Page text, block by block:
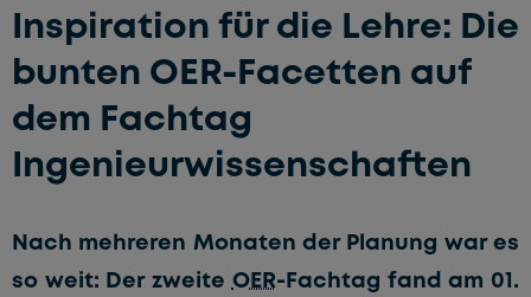
Inspiration für die Lehre: Die
bunten OER-Facetten auf
dem Fachtag
Ingenieurwissenschaften
Nach mehreren Monaten der Planung war es
so weit: Der zweiteOER-Fachtag fand am 01.